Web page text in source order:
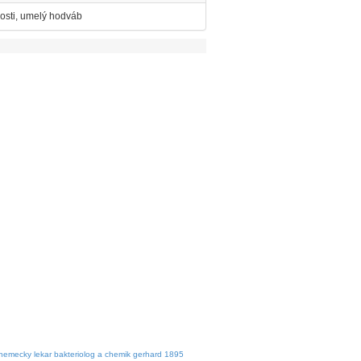
umelý hodváb
lekar bakteriolog a chemik gerhard 1895